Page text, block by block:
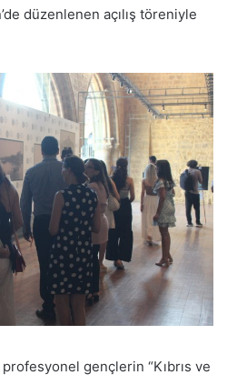
düzenlenen açılış töreniyle
gençlerin “Kıbrıs ve